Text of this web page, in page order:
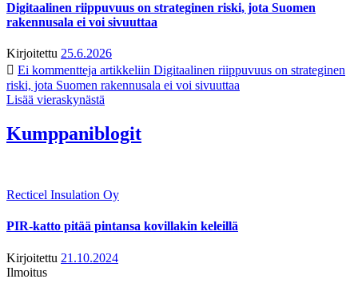
Digitaalinen riippuvuus on strateginen riski, jota Suomen
rakennusala ei voi sivuuttaa
Kirjoitettu 25.6.2026
Ei kommentteja artikkeliin Digitaalinen riippuvuus on strateginen
riski, jota Suomen rakennusala ei voi sivuuttaa
Lisää vieraskynästä
Kumppaniblogit
Recticel Insulation Oy
PIR-katto pitää pintansa kovillakin keleillä
Kirjoitettu 21.10.2024
Ilmoitus